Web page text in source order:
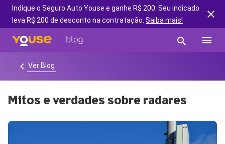
Indique o Seguro Auto Youse e ganhe R$ 200. Seu indicado
leva R$ 200 de desconto na contratação. Saiba mais!
Ver Blog
Mitos e verdades sobre radares